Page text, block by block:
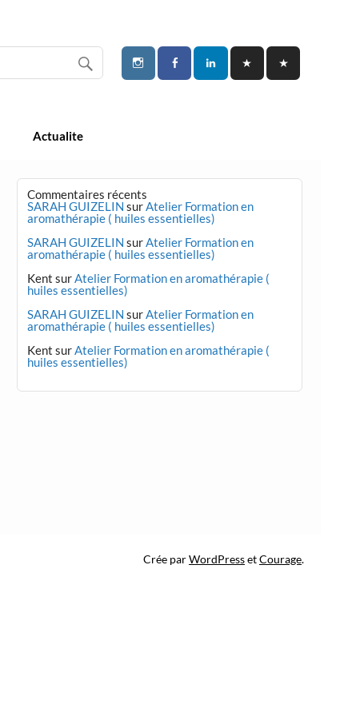
Actualite
Commentaires récents
SARAH GUIZELIN surAtelier Formation en
aromathérapie ( huiles essentielles)
SARAH GUIZELIN surAtelier Formation en
aromathérapie ( huiles essentielles)
Kent surAtelier Formation en aromathérapie (
huiles essentielles)
SARAH GUIZELIN surAtelier Formation en
aromathérapie ( huiles essentielles)
Kent surAtelier Formation en aromathérapie (
huiles essentielles)
Crée parWordPressetCourage.